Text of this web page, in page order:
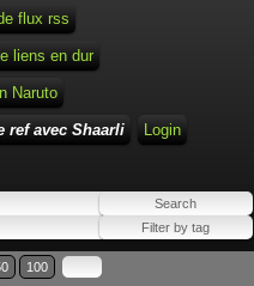
flux rss
liens en dur
Naruto
ref avec Shaarli Login
100